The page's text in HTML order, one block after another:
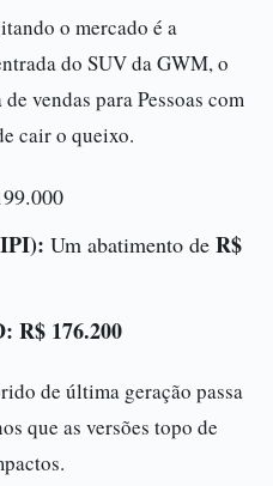
o mercado é a
do SUV da GWM, o
vendas para Pessoas com
cair o queixo.
Um abatimento de R$
R$ 176.200
de última geração passa
que as versões topo de